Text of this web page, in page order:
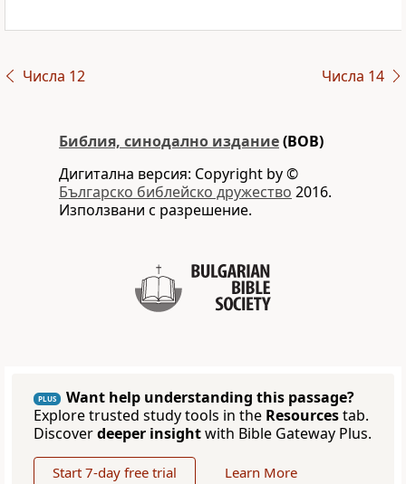
Числа 12 Числа 14
Библия, синодално издание(BOB)
Дигитална версия: Copyright by ©
Българско библейско дружество 2016.
Използвани с разрешение.
PLUS
Want help understanding this passage?
Explore trusted study tools in the Resourcestab.
Discoverdeeper insightwith Bible Gateway Plus.
Start 7-day free trial Learn More